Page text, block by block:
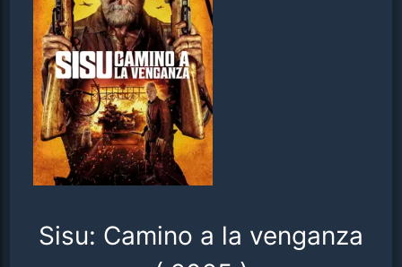
Sisu: Camino a la venganza